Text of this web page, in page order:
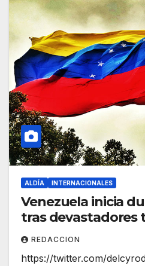
ALDÍA INTERNACIONALES
Venezuela inicia
tras devastadores
REDACCION
https://twitter.com/